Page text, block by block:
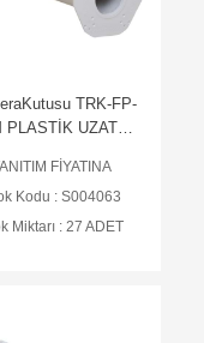
TRK-FP-
PLASTİK UZATMA
FİYATINA
Kodu : S004063
Miktarı : 27 ADET